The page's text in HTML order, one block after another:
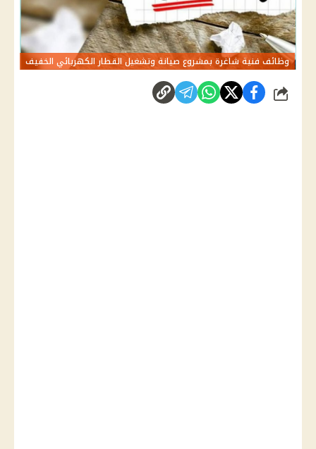
وظائف فنية شاغرة بمشروع صيانة وتشغيل القطار الكهربائي الخفيف
شارك